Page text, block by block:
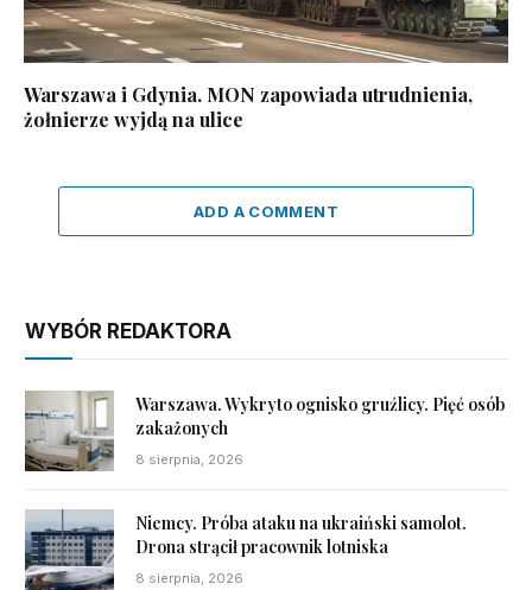
Warszawa i Gdynia. MON zapowiada utrudnienia,
żołnierze wyjdą na ulice
ADD A COMMENT
WYBÓR REDAKTORA
Warszawa. Wykryto ognisko gruźlicy. Pięć osób
zakażonych
8 sierpnia, 2026
Niemcy. Próba ataku na ukraiński samolot.
Drona strącił pracownik lotniska
8 sierpnia, 2026